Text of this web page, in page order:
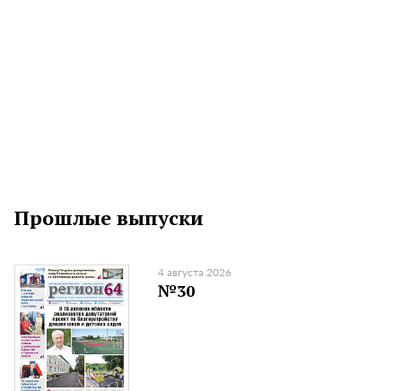
Прошлые выпуски
4 августа 2026
№30